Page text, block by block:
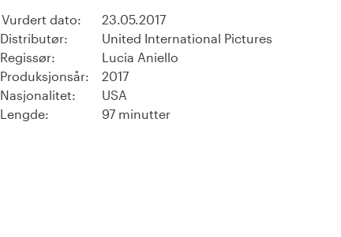
Vurdert dato:
23.05.2017
Distributør:
United International Pictures
Regissør:
Lucia Aniello
Produksjonsår:
2017
Nasjonalitet:
USA
Lengde:
97 minutter